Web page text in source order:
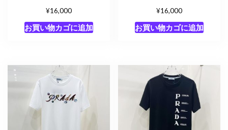
¥16,000
お買い物カゴに追加
¥16,000
お買い物カゴに追加